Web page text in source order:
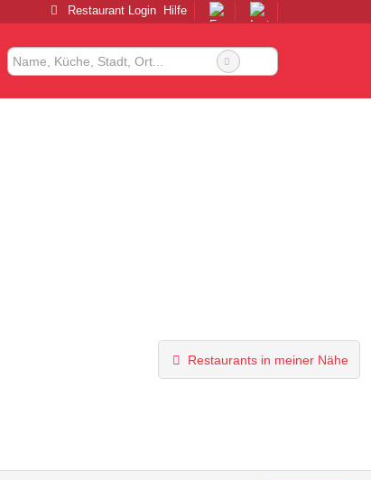
Restaurant Login Hilfe
Restaurants in meiner Nähe